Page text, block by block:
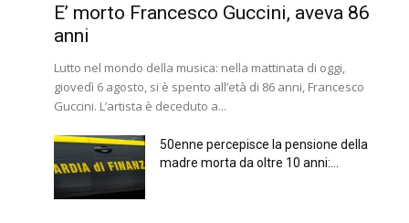
E’ morto Francesco Guccini, aveva 86
anni
Lutto nel mondo della musica: nella mattinata di oggi,
giovedì 6 agosto, si è spento all’età di 86 anni, Francesco
Guccini. L’artista è deceduto a...
50enne percepisce la pensione della
madre morta da oltre 10 anni:...